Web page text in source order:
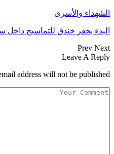
الشهداء والأسرى
البدء بحفر خندق للتماسيح
Prev Next
Leave A Reply
address will not be published.